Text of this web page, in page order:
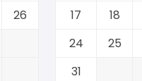
26
17
18
24
25
31